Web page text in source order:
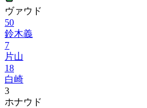
ヴァウド
50
鈴木義
7
片山
18
白崎
3
ホナウド